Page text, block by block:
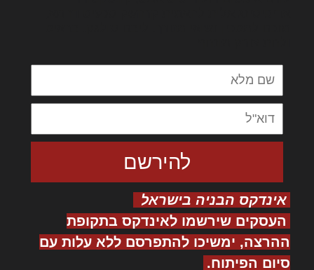
אינדקס הבניה בישראל
העסקים שירשמו לאינדקס בתקופת
ההרצה, ימשיכו להתפרסם ללא עלות עם
סיום הפיתוח.